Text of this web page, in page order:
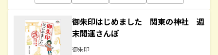
御朱印はじめました 関東の神社 週
末開運さんぽ
御朱印